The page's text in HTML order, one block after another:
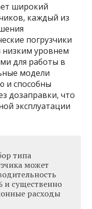
широкий
каждый из
погрузчики
низким уровнем
для работы в
модели
и способны
дозаправки, что
эксплуатации
типа
может
и существенно
расходы